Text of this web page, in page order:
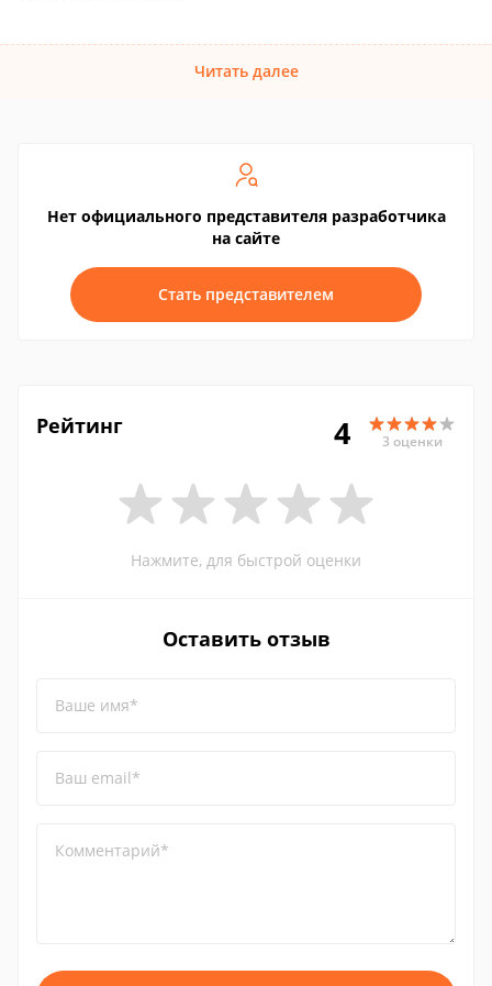
Читать далее
Нет официального представителя разработчика
на сайте
Стать представителем
Рейтинг 4 3 оценки
Нажмите, для быстрой оценки
Оставить отзыв
Ваше имя*
Ваш email*
Комментарий*